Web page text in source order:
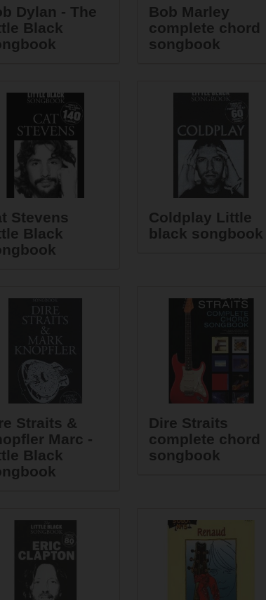
Dylan - The
Black
Bob Marley
complete chord
songbook
Stevens
Black
Coldplay Little
black songbook
Straits &
Marc -
Black
Dire Straits
complete chord
songbook